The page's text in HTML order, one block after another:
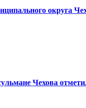
округа
Чехова